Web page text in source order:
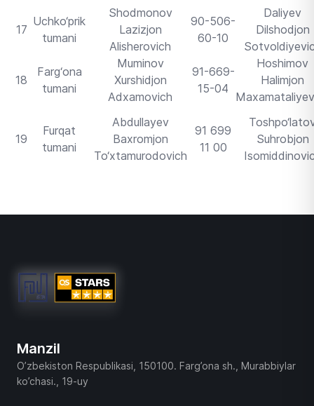
17
Uchko‘prik
tumani
Shodmonov
Lazizjon
Alisherovich
90-506-
60-10
Daliyev
Dilshodjon
18
Farg‘ona
tumani
Muminov
Xurshidjon
Adxamovich
91-669-
15-04
Hoshimov
Halimjon
19
Furqat
tumani
Abdullayev
Baxromjon
To‘xtamurodovich
91 699
11 00
Suhrobjon
Manzil
O’zbekiston Respublikasi, 150100. Farg’ona sh., Murabbiylar
ko’chasi., 19-uy